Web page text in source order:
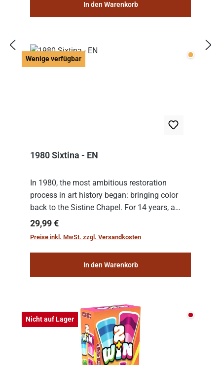
In den Warenkorb
Wenige verfügbar Wenige
1980 Sixtina - EN
In 1980, the most ambitious restoration
process in art history began: bringing color
back to the Sistine Chapel. For 14 years, a
team of experts from the Vatican undertook
the meticulous job of cleaning and
Regulärer Preis:
29,99 €
Preise inkl. MwSt. zzgl. Versandkosten
In den Warenkorb
Nicht auf Lager Nicht